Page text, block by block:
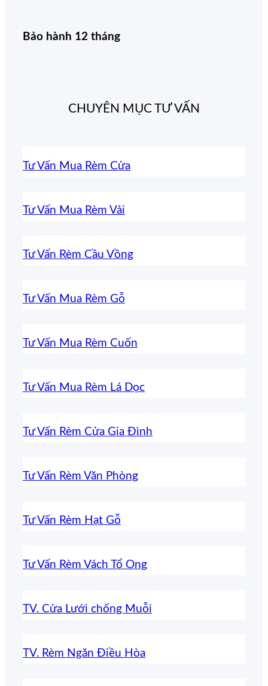
Bảo hành 12 tháng
CHUYÊN MỤC TƯ VẤN
Tư Vấn Mua Rèm Cửa
Tư Vấn Mua Rèm Vải
Tư Vấn Rèm Cầu Vồng
Tư Vấn Mua Rèm Gỗ
Tư Vấn Mua Rèm Cuốn
Tư Vấn Mua Rèm Lá Dọc
Tư Vấn Rèm Cửa Gia Đình
Tư Vấn Rèm Văn Phòng
Tư Vấn Rèm Hạt Gỗ
Tư Vấn Rèm Vách Tổ Ong
TV. Cửa Lưới chống Muỗi
TV. Rèm Ngăn Điều Hòa